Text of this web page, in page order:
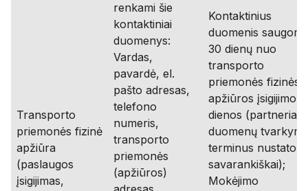
Transporto
priemonės fizinė
apžiūra
(paslaugos
įsigijimas,
renkami šie
kontaktiniai
duomenys:
Vardas,
pavardė, el.
pašto adresas,
telefono
numeris,
transporto
priemonės
(apžiūros)
Kontaktinius
duomenis
30 dienų nuo
transporto
priemonės fizinės
apžiūros įsigijimo
dienos (partneriai
duomenų
terminus nustato
savarankiškai);
Mokėjimo